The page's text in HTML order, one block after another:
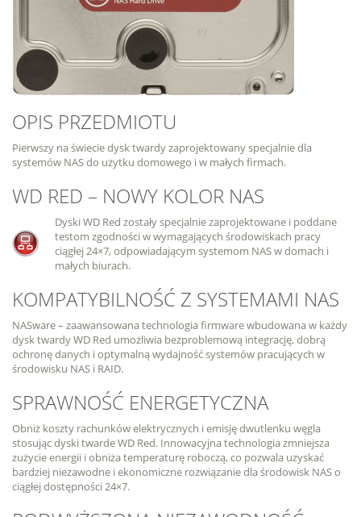
OPIS PRZEDMIOTU
Pierwszy na świecie dysk twardy zaprojektowany specjalnie dla
systemów NAS do użytku domowego i w małych firmach.
WD RED – NOWY KOLOR NAS
Dyski WD Red zostały specjalnie zaprojektowane i poddane
testom zgodności w wymagających środowiskach pracy
ciągłej 24×7, odpowiadającym systemom NAS w domach i
małych biurach.
KOMPATYBILNOŚĆ Z SYSTEMAMI NAS
NASware – zaawansowana technologia firmware wbudowana w każdy
dysk twardy WD Red umożliwia bezproblemową integrację, dobrą
ochronę danych i optymalną wydajność systemów pracujących w
środowisku NAS i RAID.
SPRAWNOŚĆ ENERGETYCZNA
Obniż koszty rachunków elektrycznych i emisję dwutlenku węgla
stosując dyski twarde WD Red. Innowacyjna technologia zmniejsza
zużycie energii i obniża temperaturę roboczą, co pozwala uzyskać
bardziej niezawodne i ekonomiczne rozwiązanie dla środowisk NAS o
ciągłej dostępności 24×7.